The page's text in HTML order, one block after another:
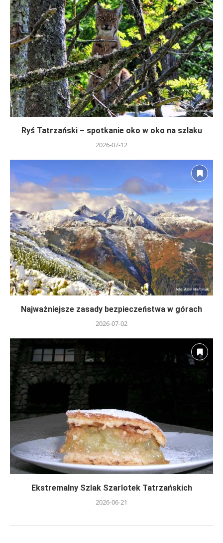
Ryś Tatrzański – spotkanie oko w oko na szlaku
2026-07-12
Najważniejsze zasady bezpieczeństwa w górach
2026-07-02
Ekstremalny Szlak Szarlotek Tatrzańskich
2026-06-21